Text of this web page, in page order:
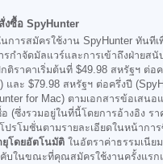
งซื้อ SpyHunter
การสมัครใช้งาน SpyHunter ทันทีเ
รกำจัดมัลแวร์และการเข้าถึงฝ่ายสนั
ติราคาเริ่มต้นที่ $49.98 สหรัฐฯ ต่อ
และ $79.98 สหรัฐฯ ต่อครึ่งปี
for Mac) ตามเอกสารข้อเสน
(ซึ่งรวมอยู่ในที่นี้โดยการอ้างอิง ร
ปรโมชั่นตามรายละเอียดในหน้ากา
ยุโดยอัตโนมัติ ในอัตราค่าธรรมเนีย
บในขณะที่คุณสมัครใช้งานครั้งแรก